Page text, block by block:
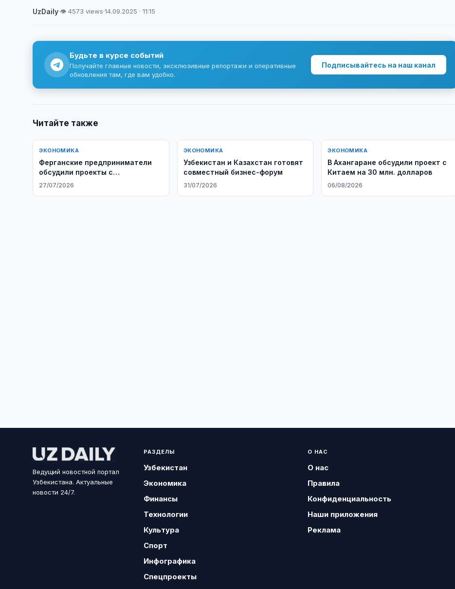
UzDaily·👁 4573 views·14.09.2025 · 11:15
Будьте в курсе событий
Получайте главные новости, эксклюзивные репортажи и оперативные
обновления там, где вам удобно.
Подписывайтесь на наш канал
Читайте также
ЭКОНОМИКА
Ферганские предприниматели
обсудили проекты с
Афганистаном
27/07/2026
ЭКОНОМИКА
Узбекистан и Казахстан готовят
совместный бизнес-форум
31/07/2026
ЭКОНОМИКА
В Ахангаране обсудили проект с
Китаем на 30 млн. долларов
06/08/2026
Ведущий новостной портал
Узбекистана. Актуальные
новости 24/7.
РАЗДЕЛЫ
Узбекистан
Экономика
Финансы
Технологии
Культура
Спорт
Инфографика
Спецпроекты
О НАС
О нас
Правила
Конфиденциальность
Наши приложения
Реклама